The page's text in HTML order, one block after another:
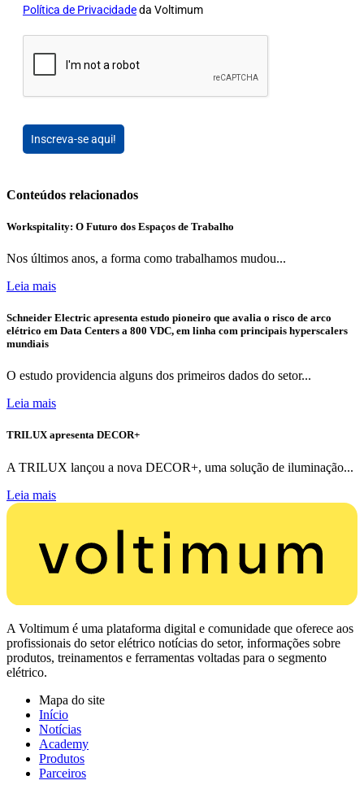
Política de Privacidadeda Voltimum
Inscreva-se aqui!
Conteúdos relacionados
Workspitality: O Futuro dos Espaços de Trabalho
Nos últimos anos, a forma como trabalhamos mudou...
Leia mais
Schneider Electric apresenta estudo pioneiro que avalia o risco de arco
elétrico em Data Centers a 800 VDC, em linha com principais hyperscalers
mundiais
O estudo providencia alguns dos primeiros dados do setor...
Leia mais
TRILUX apresenta DECOR+
A TRILUX lançou a nova DECOR+, uma solução de iluminação...
Leia mais
A Voltimum é uma plataforma digital e comunidade que oferece aos
profissionais do setor elétrico notícias do setor, informações sobre
produtos, treinamentos e ferramentas voltadas para o segmento
elétrico.
Mapa do site
Início
Notícias
Academy
Produtos
Parceiros